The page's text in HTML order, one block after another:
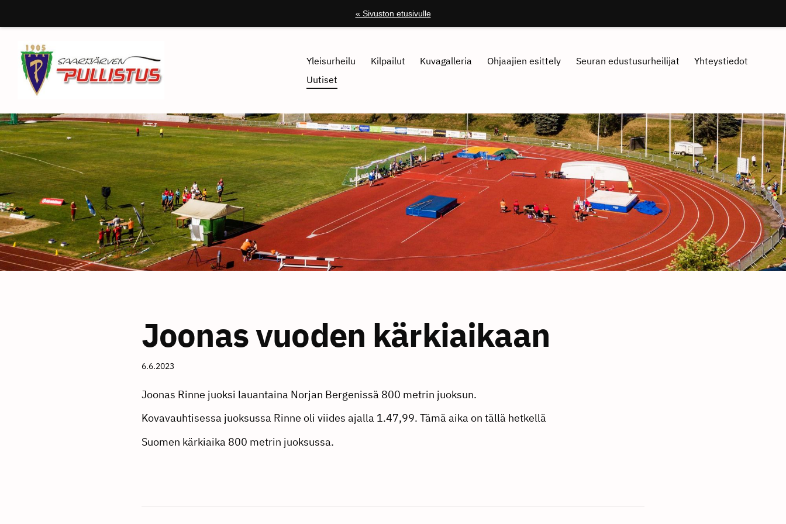
sivun
sisältöön
« Sivuston etusivulle
Saarijärven Pullistus
Yleisurheilu Kilpailut Kuvagalleria Ohjaajien esittely Seuran edustusurheilijat
Yhteystiedot
Uutiset
Joonas vuoden kärkiaikaan
6.6.2023
Joonas Rinne juoksi lauantaina Norjan Bergenissä 800 metrin juoksun.
Kovavauhtisessa juoksussa Rinne oli viides ajalla 1.47,99. Tämä aika on tällä hetkellä
Suomen kärkiaika 800 metrin juoksussa.